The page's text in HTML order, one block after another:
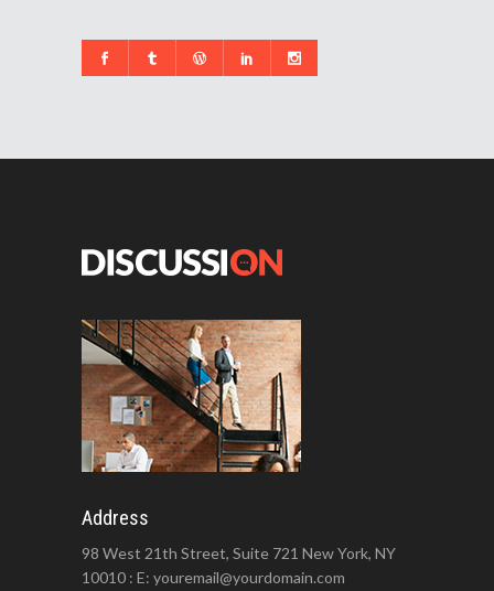
Address
98 West 21th Street, Suite 721 New York, NY
10010 : E: youremail@yourdomain.com